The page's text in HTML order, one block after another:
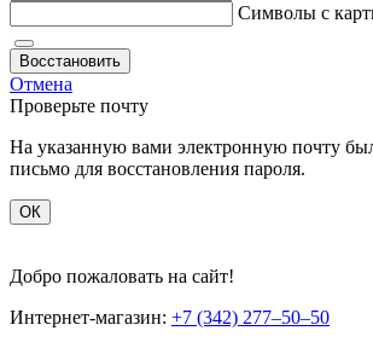
Символы с
Восстановить
Отмена
Проверьте почту
На указанную вами электронную почту
письмо для восстановления пароля.
ОК
Добро пожаловать на сайт!
Интернет-магазин: +7 (342) 277‒50‒50